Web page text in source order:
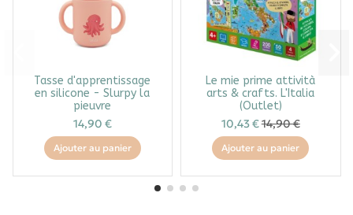
Tasse d'apprentissage
en silicone - Slurpy la
pieuvre
14,90 €
Ajouter au panier
Le mie prime attività
arts & crafts. L'Italia
(Outlet)
10,43 €14,90 €
Ajouter au panier